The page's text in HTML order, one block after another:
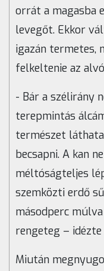
orrát a magasba
levegőt. Ekkor
igazán termetes,
felkeltenie az
- Bár a szélirány
terepmintás
természet
becsapni. A kan
méltóságteljes
szemközti erdő
másodperc
rengeteg –
Miután